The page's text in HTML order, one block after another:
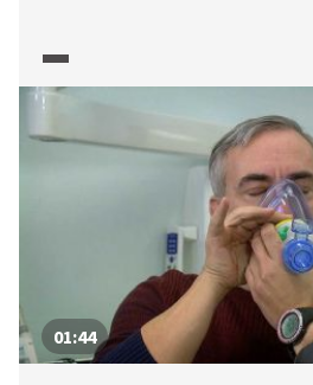
01:44